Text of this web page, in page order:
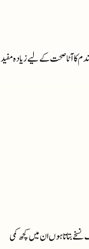
کا آٹا صحت کے لیے زیادہ مفید
بتاتا ہوں ان میں کچھ کمی